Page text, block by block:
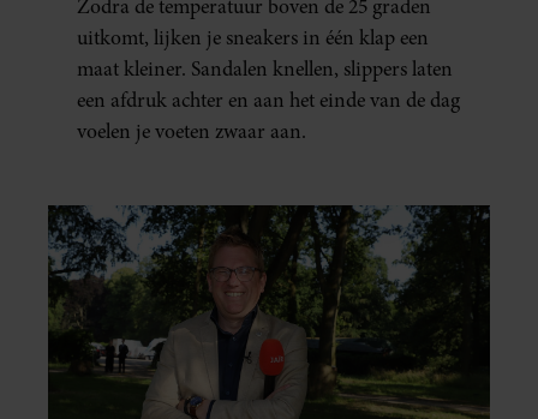
Zodra de temperatuur boven de 25 graden
uitkomt, lijken je sneakers in één klap een
maat kleiner. Sandalen knellen, slippers laten
een afdruk achter en aan het einde van de dag
voelen je voeten zwaar aan.